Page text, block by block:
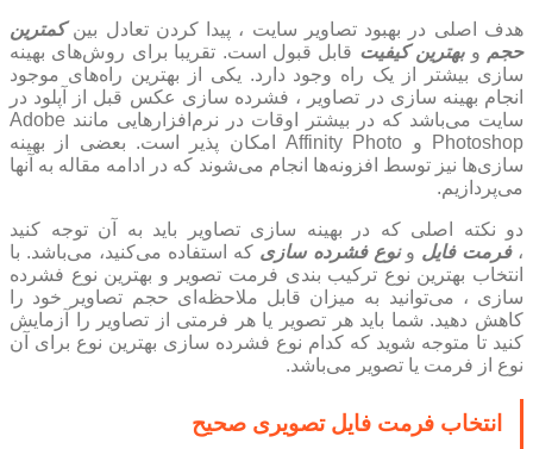
هدف اصلی در بهبود تصاویر سایت ، پیدا کردن تعادل بینکمترین
حجم وبهترین کیفیت قابل قبول است. تقریبا برای روش‌های بهینه
سازی بیشتر از یک راه وجود دارد. یکی از بهترین راه‌های موجود
انجام بهینه سازی در تصاویر ، فشرده سازی عکس قبل از آپلود در
سایت می‌باشد که در بیشتر اوقات در نرم‌افزارهایی مانند Adobe
Photoshop و Affinity Photo امکان پذیر است. بعضی از بهینه
سازی‌ها نیز توسط افزونه‌ها انجام می‌شوند که در ادامه مقاله به آنها
می‌پردازیم.
دو نکته اصلی که در بهینه سازی تصاویر باید به آن توجه کنید
،فرمت فایل ونوع فشرده سازی که استفاده می‌کنید، می‌باشد. با
انتخاب بهترین نوع ترکیب بندی فرمت تصویر و بهترین نوع فشرده
سازی ، می‌توانید به میزان قابل ملاحظه‌ای حجم تصاویر خود را
کاهش دهید. شما باید هر تصویر یا هر فرمتی از تصاویر را آزمایش
کنید تا متوجه شوید که کدام نوع فشرده سازی بهترین نوع برای آن
نوع از فرمت یا تصویر می‌باشد.
انتخاب فرمت فایل تصویری صحیح